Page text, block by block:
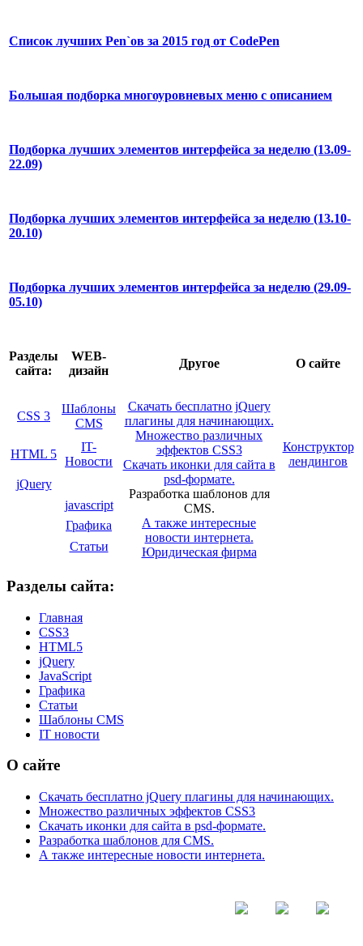
Список лучших Pen`ов за 2015 год от CodePen
Большая подборка многоуровневых меню с описанием
Подборка лучших элементов интерфейса за неделю (13.09-
22.09)
Подборка лучших элементов интерфейса за неделю (13.10-
20.10)
Подборка лучших элементов интерфейса за неделю (29.09-
05.10)
Разделы
сайта:
WEB-
дизайн
Другое О сайте
CSS 3
Шаблоны
CMS
Скачать бесплатно jQuery
плагины для начинающих.
Множество различных
эффектов CSS3
Скачать иконки для сайта в
psd-формате.
Разработка шаблонов для
CMS.
А также интересные
новости интернета.
Юридическая фирма
HTML 5
IT-
Новости
Конструктор
лендингов
jQuery
javascript
Графика
Статьи
Разделы сайта:
Главная
CSS3
HTML5
jQuery
JavaScript
Графика
Статьи
Шаблоны CMS
IT новости
О сайте
Скачать бесплатно jQuery плагины для начинающих.
Множество различных эффектов CSS3
Скачать иконки для сайта в psd-формате.
Разработка шаблонов для CMS.
А также интересные новости интернета.
© - 2015-2017 - helix.su - все для вашего сайта |